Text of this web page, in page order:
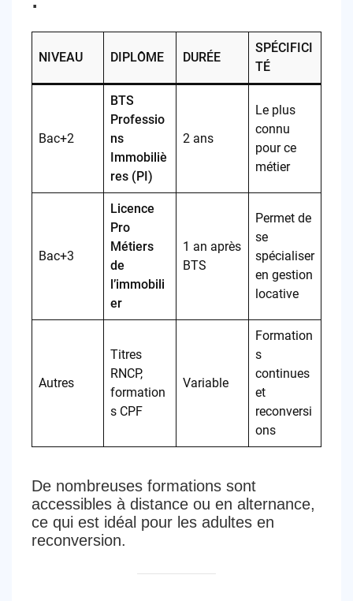
NIVEAU DIPLÔME DURÉE
SPÉCIFICI
TÉ
Bac+2
BTS
Professio
ns
Immobiliè
res (PI)
2 ans
Le plus
connu
pour ce
métier
Bac+3
Licence
Pro
Métiers
de
l’immobili
er
1 an après
BTS
Permet de
se
spécialiser
en gestion
locative
Autres
Titres
RNCP,
formation
s CPF
Variable
Formation
s
continues
et
reconversi
ons
De nombreuses formations sont
accessibles à distance ou en alternance,
ce qui est idéal pour les adultes en
reconversion.